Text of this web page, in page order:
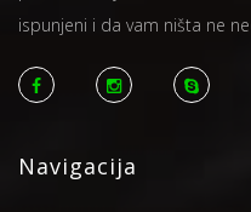
ispunjeni i da vam ništa ne
Navigacija